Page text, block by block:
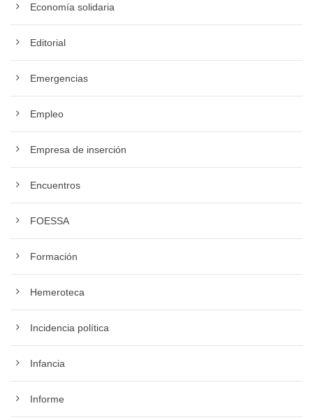
Economía solidaria
Editorial
Emergencias
Empleo
Empresa de inserción
Encuentros
FOESSA
Formación
Hemeroteca
Incidencia política
Infancia
Informe